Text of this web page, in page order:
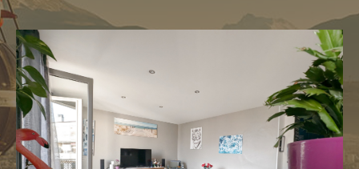
Type de bien
Sélectionner
Budget